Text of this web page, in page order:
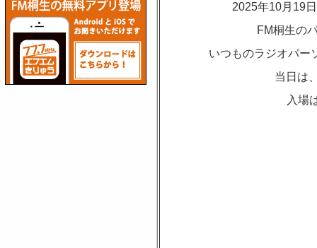
2025年10月19
FM桐生の
いつものラジオパー
当日は
入場